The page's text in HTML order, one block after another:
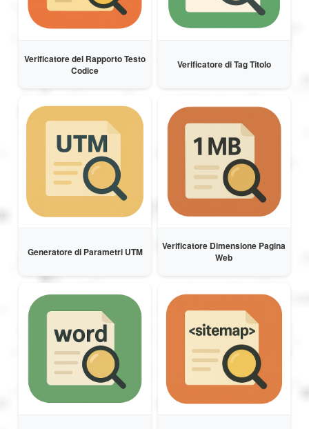
Verificatore del Rapporto Testo
Codice
Verificatore di Tag Titolo
Generatore di Parametri UTM
Verificatore Dimensione Pagina
Web